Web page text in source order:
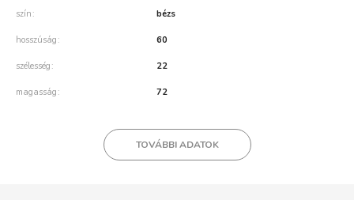
szín bézs
hosszúság 60
szélesség 22
magasság 72
TOVÁBBI ADATOK